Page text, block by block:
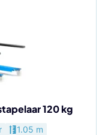
120 kg
1.05 m